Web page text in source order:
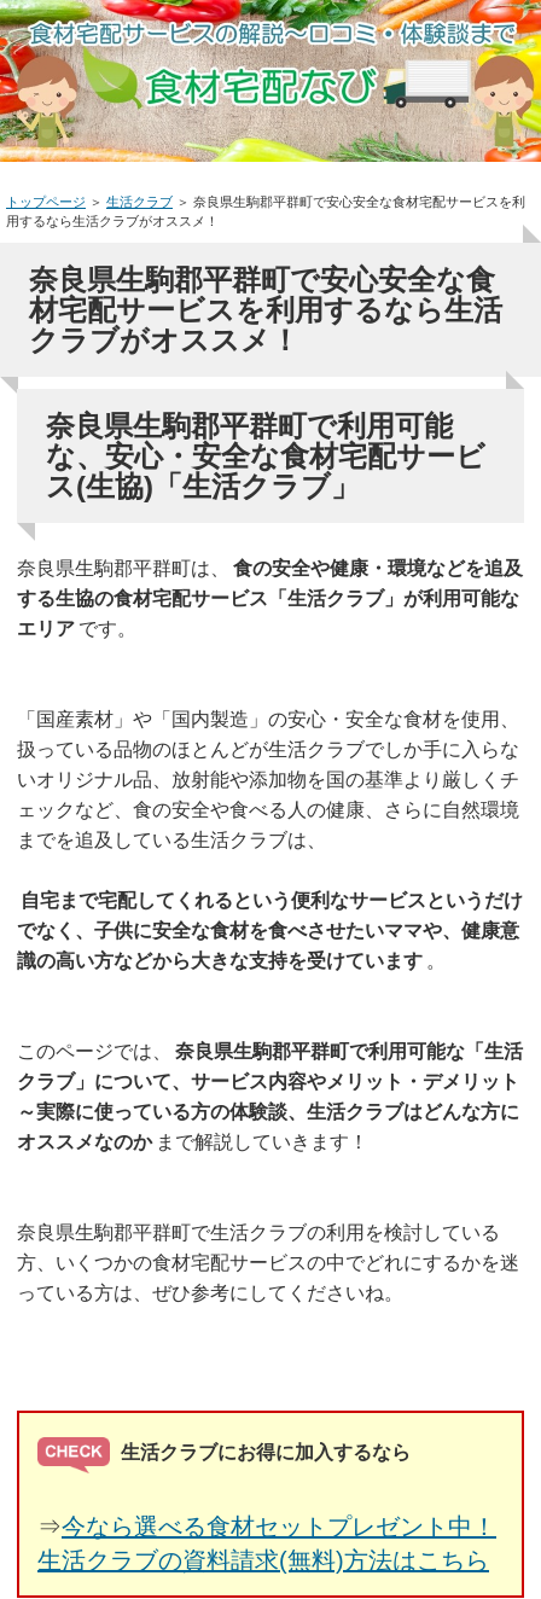
トップページ ＞ 生活クラブ ＞ 奈良県生駒郡平群町で安心安全な食材宅配サービスを利
用するなら生活クラブがオススメ！
奈良県生駒郡平群町で安心安全な食
材宅配サービスを利用するなら生活
クラブがオススメ！
奈良県生駒郡平群町で利用可能
な、安心・安全な食材宅配サービ
ス(生協)「生活クラブ」
奈良県生駒郡平群町は、
食の安全や健康・環境などを追及
する生協の食材宅配サービス「生活クラブ」が利用可能な
エリア です。
「国産素材」や「国内製造」の安心・安全な食材を使用、
扱っている品物のほとんどが生活クラブでしか手に入らな
いオリジナル品、放射能や添加物を国の基準より厳しくチ
ェックなど、食の安全や食べる人の健康、さらに自然環境
までを追及している生活クラブは、
自宅まで宅配してくれるという便利なサービスというだけ
でなく、子供に安全な食材を食べさせたいママや、健康意
識の高い方などから大きな支持を受けています 。
このページでは、
奈良県生駒郡平群町で利用可能な「生活
クラブ」について、サービス内容やメリット・デメリット
～実際に使っている方の体験談、生活クラブはどんな方に
オススメなのか まで解説していきます！
奈良県生駒郡平群町で生活クラブの利用を検討している
方、いくつかの食材宅配サービスの中でどれにするかを迷
っている方は、ぜひ参考にしてくださいね。
生活クラブにお得に加入するなら
⇒今なら選べる食材セットプレゼント中！
生活クラブの資料請求(無料)方法はこちら